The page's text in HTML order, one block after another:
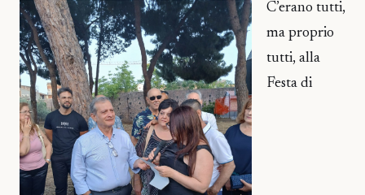
C’erano tutti,
ma proprio
tutti, alla
Festa di